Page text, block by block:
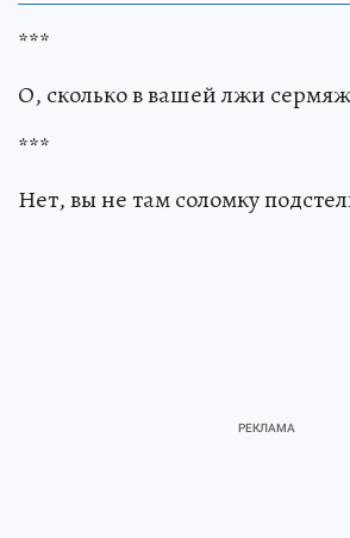
***
О, сколько в вашей лжи
***
Нет, вы не там соломку